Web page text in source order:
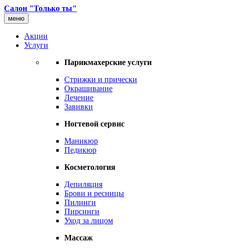
Салон "Только ты"
меню
Акции
Услуги
Парикмахерские услуги
Стрижки и прически
Окрашивание
Лечение
Завивки
Ногтевой сервис
Маникюр
Педикюр
Косметология
Депиляция
Брови и ресницы
Пилинги
Пирсинги
Уход за лицом
Массаж